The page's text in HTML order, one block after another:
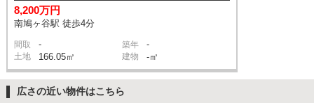
8,200万円
南鳩ヶ谷駅 徒歩4分
間取 - 築年 -
土地 166.05㎡ 建物 -㎡
広さの近い物件はこちら